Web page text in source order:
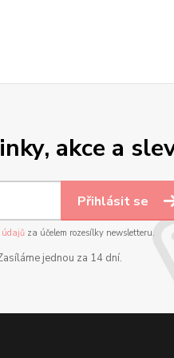
akce a
Přihlásit se
údajůza účelem rozesílky newsletteru.
jednou za 14 dní.